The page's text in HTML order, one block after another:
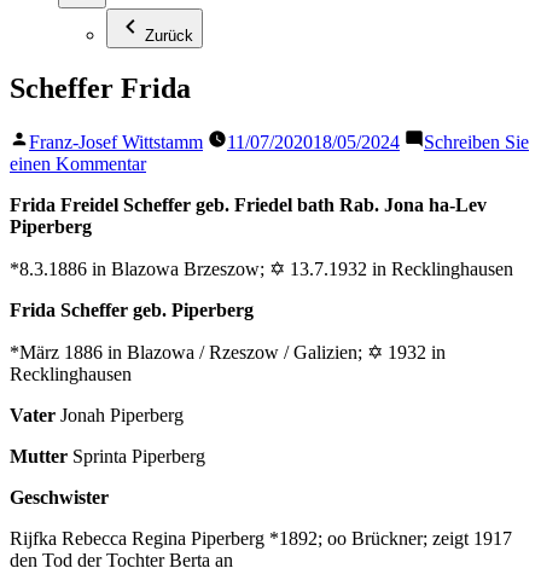
Zurück
Scheffer Frida
Veröffentlicht
von
Franz-Josef Wittstamm 11/07/202018/05/2024
Schreiben Sie
einen Kommentarzu
Frida
Frida Freidel Scheffer geb. Friedel bath Rab. Jona ha-Lev
Piperberg
*8.3.1886 in Blazowa Brzeszow; ✡ 13.7.1932 in Recklinghausen
Frida Scheffer geb. Piperberg
*März 1886 in Blazowa / Rzeszow / Galizien; ✡ 1932 in
Recklinghausen
Vater Jonah Piperberg
Mutter Sprinta Piperberg
Geschwister
Rijfka Rebecca Regina Piperberg *1892; oo Brückner; zeigt 1917
den Tod der Tochter Berta an